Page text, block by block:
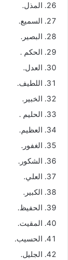
المذل.
السميع.
البصير.
الحكم .
العدل.
اللطيف.
الخبير.
الحليم .
العظيم.
الغفور.
الشكور.
العلي.
الكبير.
الحفيظ.
المقيت.
الحسيب.
الجليل.